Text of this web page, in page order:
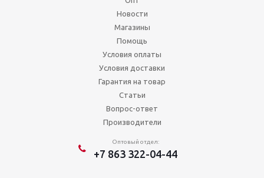
Новости
Магазины
Помощь
Условия оплаты
Условия доставки
Гарантия на товар
Статьи
Вопрос-ответ
Производители
Оптовый отдел:
+7 863 322-04-44